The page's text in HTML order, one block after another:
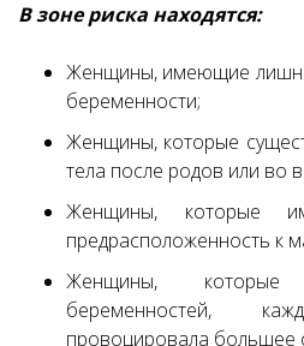
В зоне риска находятся:
Женщины, имеющие
беременности;
Женщины, которые
тела после родов или во
Женщины, которые
предрасположенность к
Женщины, которые
беременностей,
провоцировала большее